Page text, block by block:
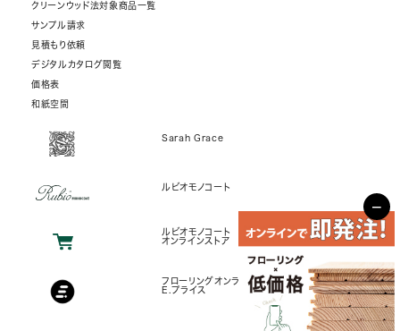
クリーンウッド法対象商品一覧
サンプル請求
見積もり依頼
デジタルカタログ閲覧
価格表
和紙空間
Sarah Grace
ルビオモノコート
ルビオモノコート
オンラインストア
フローリングオンラインストア
E.プライス
−